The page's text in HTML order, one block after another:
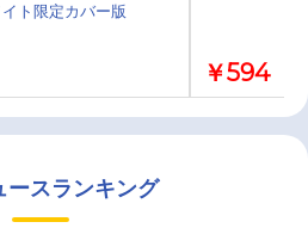
ト限定カバー版
￥594
ースランキング